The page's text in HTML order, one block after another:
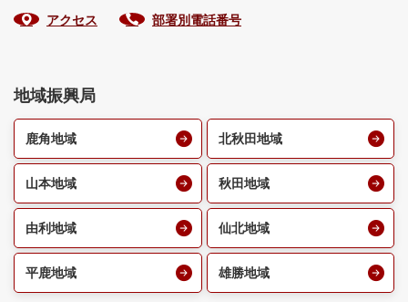
アクセス 部署別電話番号
地域振興局
鹿角地域 北秋田地域
山本地域 秋田地域
由利地域 仙北地域
平鹿地域 雄勝地域